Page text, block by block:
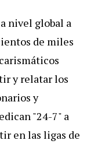
nivel global a
de miles
y relatar los
y
"24-7" a
en las ligas de